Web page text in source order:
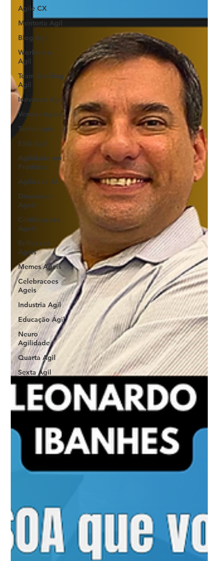
Agile CX
Mentoria Agil
Blog Agil
Workshop
Agil
Team Building
Agil
Inovacao Agil
Vendas Ageis
Tecnologia
ESG Agil
Agilidade em
Produtos
Agilizaaa AI
Dinamicas
Ageis
Certificacoes
Ageis
Reflexoes
Ageis
Memes Ageis
Celebracoes
Ageis
Industria Agil
Educação Ágil
Neuro
Agilidade
Quarta Agil
Sexta Agil